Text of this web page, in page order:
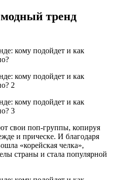
тренд
свои поп-группы, копируя
и прическе. И благодаря
«корейская челка»,
страны и стала популярной